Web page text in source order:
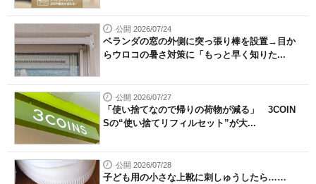
公開 2026/07/24
ベランダの窓の外側に突っ張り棒を設置→目か
らウロコの暑さ対策に「もっと早く知りた...
公開 2026/07/27
「使い捨てなので帰りの荷物が減る」 3COIN
Sの“使い捨てリフィルセット”が大...
公開 2026/07/28
子ども用の小さな上靴に刺しゅうしたら……